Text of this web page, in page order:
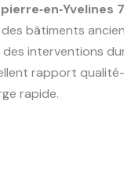
bâtiments
interventions
rapport
rapide.